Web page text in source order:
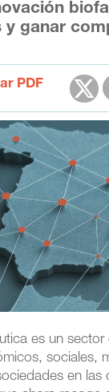
y ganar
PDF
es un
sociales,
en las